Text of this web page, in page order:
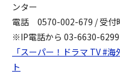
ンター
電話 0570-002-679 /受
※IP電話から 03-6630-6299
「スーパー！ドラマ TV #
ト